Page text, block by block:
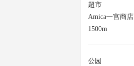
超市
Amica一宫商店
1500m
公园